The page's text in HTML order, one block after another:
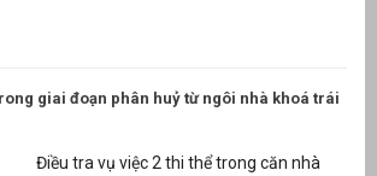
giai đoạn phân huỷ từ ngôi nhà khoá trái
Điều tra vụ việc 2 thi thể trong căn nhà